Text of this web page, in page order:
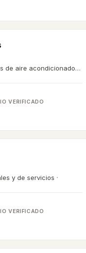
de aire acondicionado…
VERIFICADO
y de servicios ·
VERIFICADO